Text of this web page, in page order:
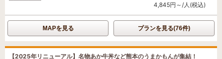
4,845円～/人(税込)
MAPを見る プランを見る(76件)
【2025年リニューアル】名物あか牛丼など熊本のうまかもんが集結！